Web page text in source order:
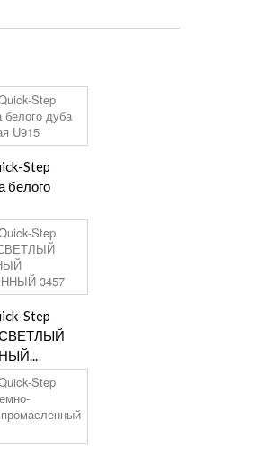
Step
белого
Step
СВЕТЛЫЙ